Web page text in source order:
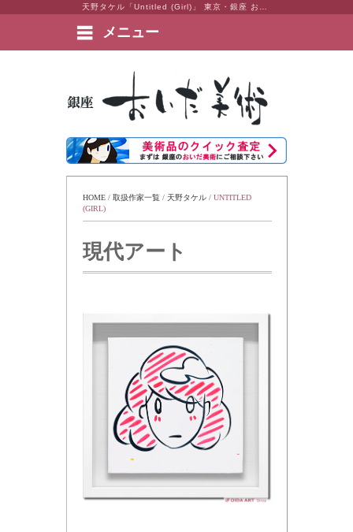
メニュー
絵画など美術品の販売と買取 | 東京・銀座 おいだ美術
HOME / 取扱作家一覧 / 天野タケル / UNTITLED
(GIRL)
現代アート